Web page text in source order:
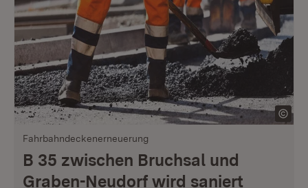
Fahrbahndeckenerneuerung
B 35 zwischen Bruchsal und
Graben-Neudorf wird saniert